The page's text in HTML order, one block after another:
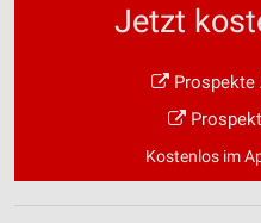
Jetzt
Prospekte
Kostenlos im